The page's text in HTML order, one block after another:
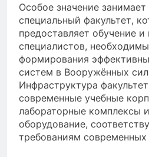
Особое значение
специальный факультет,
предоставляет обучение и
специалистов,
формирования
систем в Вооружённых
Инфраструктура
современные учебные
лабораторные комплексы
оборудование,
требованиям современных